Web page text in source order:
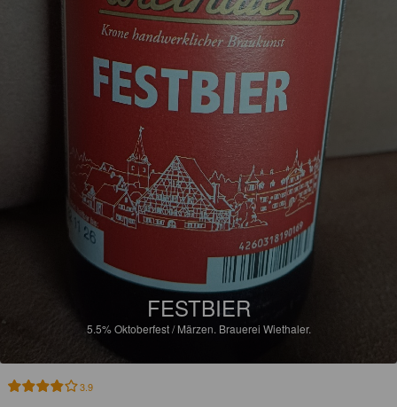
FESTBIER
5.5%Oktoberfest / Märzen. Brauerei Wiethaler.
3.9